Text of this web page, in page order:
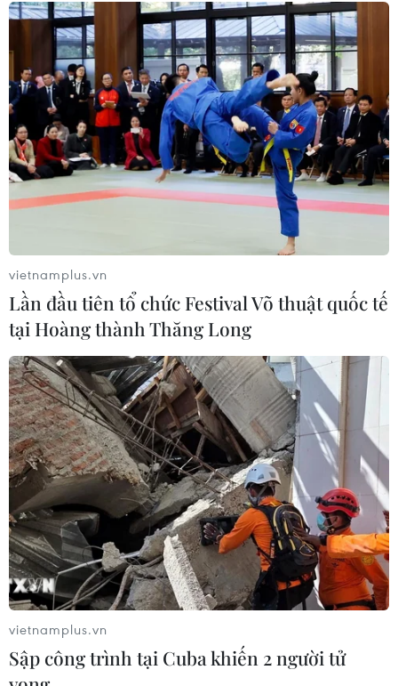
vietnamplus.vn
Lần đầu tiên tổ chức Festival Võ thuật quốc tế
tại Hoàng thành Thăng Long
vietnamplus.vn
Sập công trình tại Cuba khiến 2 người tử